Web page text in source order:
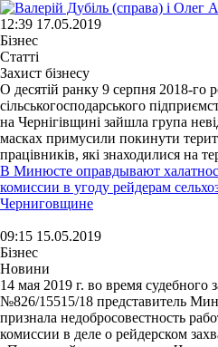
12:39 17.05.2019
Бізнес
Статті
Захист бізнесу
О десятій ранку 9 серпня 2018-го
сільськогосподарського
на Чернігівщині зайшла група
масках примусили покинути
працівників, які знаходилися на
В Минюсте оправдывают
комиссии в угоду рейдерам
Черниговщине
09:15 15.05.2019
Бізнес
Новини
14 мая 2019 г. во время судебного
№826/15515/18 представитель
признала недобросовестность
комиссии в деле о рейдерском